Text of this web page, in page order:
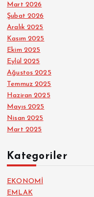
Mart 2026
Şubat 2026
Aralık 2025
Kasım 2025
Ekim 2025
Eylül 2025
Ağustos 2025
Temmuz 2025
Haziran 2025
Mayıs 2025
Nisan 2025
Mart 2025
Kategoriler
EKONOMİ
EMLAK